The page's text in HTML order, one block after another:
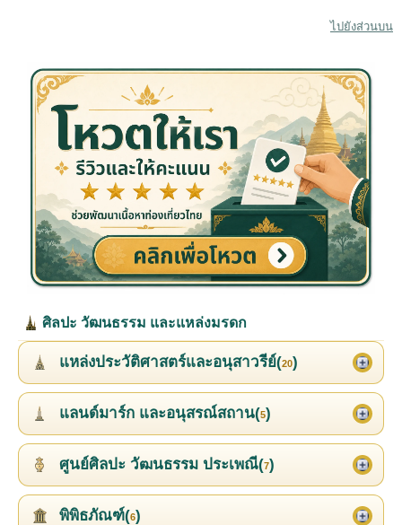
ไปยังส่วนบน
ศิลปะ วัฒนธรรม และแหล่งมรดก
แหล่งประวัติศาสตร์และอนุสาวรีย์(20)
แลนด์มาร์ก และอนุสรณ์สถาน(5)
ศูนย์ศิลปะ วัฒนธรรม ประเพณี(7)
พิพิธภัณฑ์(6)